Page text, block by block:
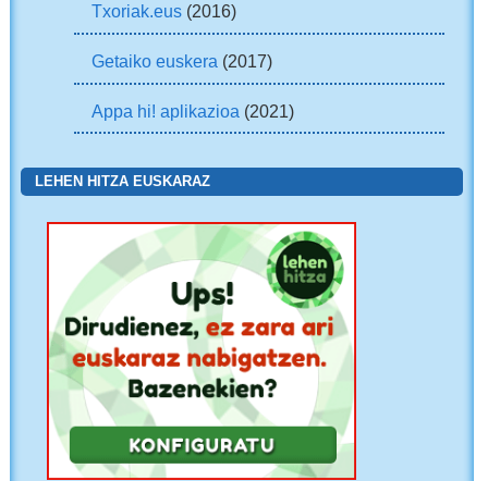
Txoriak.eus(2016)
Getaiko euskera (2017)
Appa hi! aplikazioa (2021)
LEHEN HITZA EUSKARAZ